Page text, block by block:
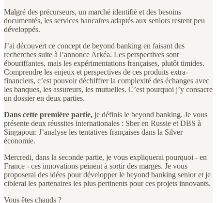
Malgré des précurseurs, un marché identifié et des besoins
documentés, les services bancaires adaptés aux seniors restent peu
développés.
J’ai découvert ce concept de beyond banking en faisant des
recherches suite à l’annonce Arkéa. Les perspectives sont
ébouriffantes, mais les expérimentations françaises, plutôt timides.
Comprendre les enjeux et perspectives de ces produits extra-
financiers, c’est pouvoir déchiffrer la complexité des échanges avec
les banques, les assureurs, les mutuelles. C’est pourquoi j’y consacre
un dossier en deux parties.
Dans cette première partie, je définis le beyond banking. Je vous
présente deux réussites internationales : Sber en Russie et DBS à
Singapour. J’analyse les tentatives françaises dans la Silver
économie.
Mercredi, dans la seconde partie, je vous expliquerai pourquoi - en
France - ces innovations peinent à sortir des marges. Je vous
proposerai des idées pour développer le beyond banking senior et je
ciblerai les partenaires les plus pertinents pour ces projets innovants.
Vous êtes chauds ?